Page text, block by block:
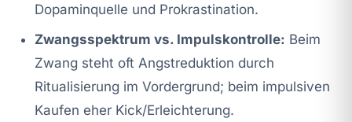
Dopaminquelle und Prokrastination.
Zwangsspektrum vs. Impulskontrolle: Beim
Zwang steht oft Angstreduktion durch
Ritualisierung im Vordergrund; beim impulsiven
Kaufen eher Kick/Erleichterung.